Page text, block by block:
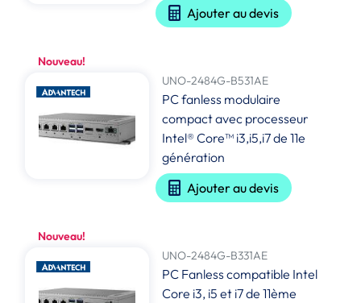
Ajouter au devis
Nouveau!
UNO-2484G-B531AE
PC fanless modulaire
compact avec processeur
Intel® Core™ i3,i5,i7 de 11e
génération
Ajouter au devis
Nouveau!
UNO-2484G-B331AE
PC Fanless compatible Intel
Core i3, i5 et i7 de 11ème